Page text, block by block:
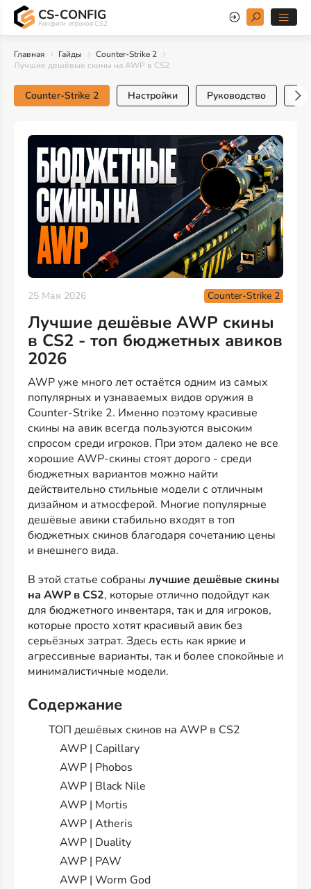
CS-CONFIG
Конфиги игроков CS2
Главная Гайды
Counter-Strike 2
Лучшие дешёвые скины на AWP в CS2
Counter-Strike 2 Настройки Руководство
25 Мая 2026 Counter-Strike 2
Лучшие дешёвые AWP скины
в CS2 - топ бюджетных авиков
2026
AWP уже много лет остаётся одним из самых
популярных и узнаваемых видов оружия в
Counter-Strike 2. Именно поэтому красивые
скины на авик всегда пользуются высоким
спросом среди игроков. При этом далеко не все
хорошие AWP-скины стоят дорого - среди
бюджетных вариантов можно найти
действительно стильные модели с отличным
дизайном и атмосферой. Многие популярные
дешёвые авики стабильно входят в топ
бюджетных скинов благодаря сочетанию цены
и внешнего вида.
В этой статье собраны лучшие дешёвые скины
на AWP в CS2, которые отлично подойдут как
для бюджетного инвентаря, так и для игроков,
которые просто хотят красивый авик без
серьёзных затрат. Здесь есть как яркие и
агрессивные варианты, так и более спокойные и
минималистичные модели.
Содержание
ТОП дешёвых скинов на AWP в CS2
AWP | Capillary
AWP | Phobos
AWP | Black Nile
AWP | Mortis
AWP | Atheris
AWP | Duality
AWP | PAW
AWP | Worm God